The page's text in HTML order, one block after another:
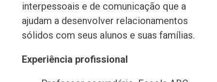
interpessoais e de comunicação que a
ajudam a desenvolver relacionamentos
sólidos com seus alunos e suas famílias.
Experiência profissional